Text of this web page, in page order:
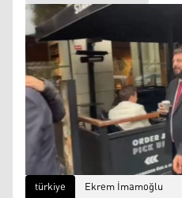
türkiye Ekrem İmamoğlu